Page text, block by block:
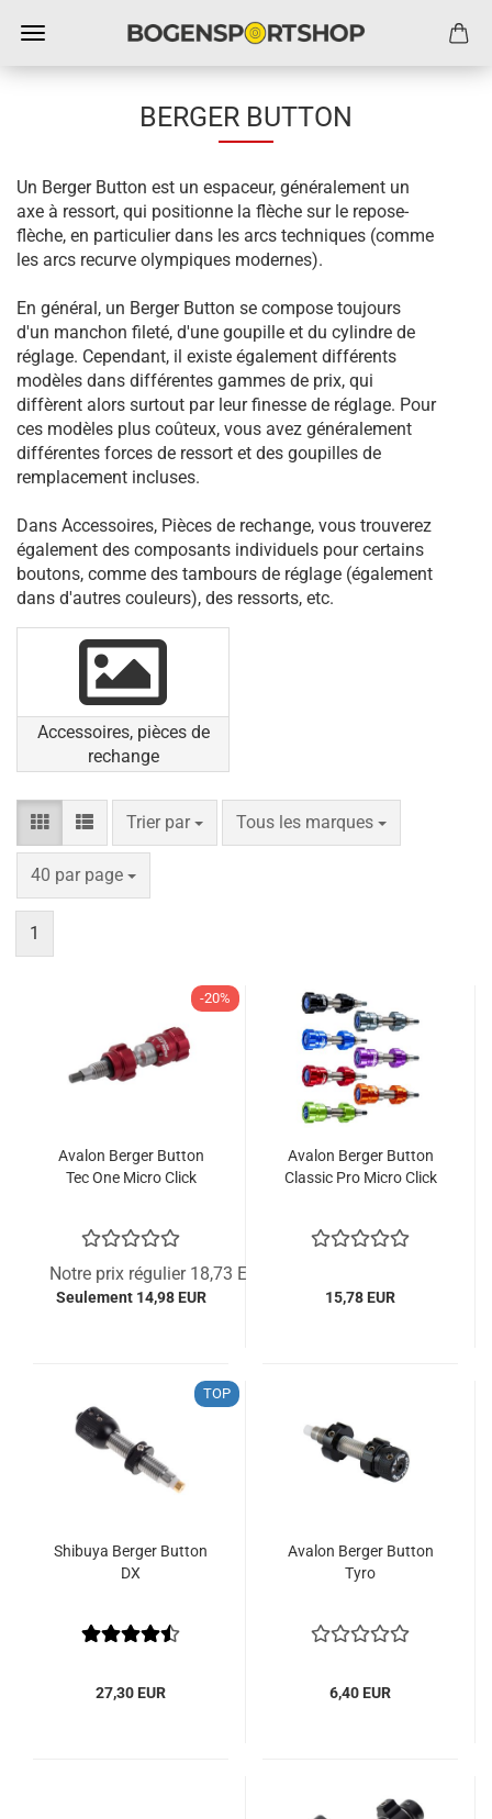
BERGER BUTTON
Un Berger Button est un espaceur, généralement un
axe à ressort, qui positionne la flèche sur le repose-
flèche, en particulier dans les arcs techniques (comme
les arcs recurve olympiques modernes).
En général, un Berger Button se compose toujours
d'un manchon fileté, d'une goupille et du cylindre de
réglage. Cependant, il existe également différents
modèles dans différentes gammes de prix, qui
diffèrent alors surtout par leur finesse de réglage. Pour
ces modèles plus coûteux, vous avez généralement
différentes forces de ressort et des goupilles de
remplacement incluses.
Dans Accessoires, Pièces de rechange, vous trouverez
également des composants individuels pour certains
boutons, comme des tambours de réglage (également
dans d'autres couleurs), des ressorts, etc.
Accessoires, pièces de
rechange
Trier par
Trier par Tous les marques
par page
40 par page
par page
1
-20%
Avalon Berger Button
Tec One Micro Click
Notre prix régulier 18,73 EUR
Seulement 14,98 EUR
Avalon Berger Button
Classic Pro Micro Click
15,78 EUR
TOP
Shibuya Berger Button
DX
27,30 EUR
Avalon Berger Button
Tyro
6,40 EUR